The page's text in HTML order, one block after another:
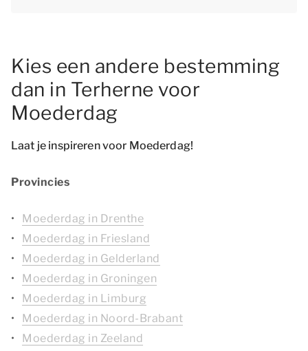
Kies een andere bestemming
dan in Terherne voor
Moederdag
Laat je inspireren voor Moederdag!
Provincies
Moederdag in Drenthe
Moederdag in Friesland
Moederdag in Gelderland
Moederdag in Groningen
Moederdag in Limburg
Moederdag in Noord-Brabant
Moederdag in Zeeland